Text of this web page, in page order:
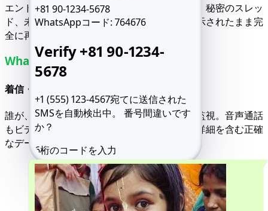
+81 90-1234-5678
WhatsAppコード: 764676
Verify +81 90-1234-
5678
+1 (555) 123-4567宛てに送信された
SMSを自動検出中。 番号間違いです
か？
6桁のコードを入力
SMSを再送信 59:49 電話をかける
エンドツーエンド暗号化メッセージも可視化。秘密のスレッ
ド、未送信返信、削除済みテキストまで、表示されたまま完
全に再現。
WhatsApp通話の追跡
着信・発信通話記録を可視化
誰が、いつ、どのくらいの時間連絡したかを監視。音声通話
もビデオ通話も、不在着信やグループ通話の詳細を含む正確
なデータで記録されます。